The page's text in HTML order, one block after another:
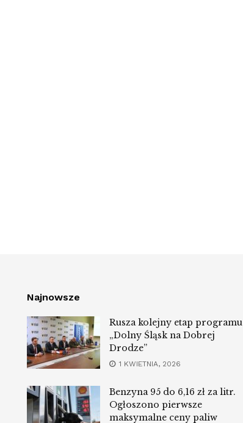
Najnowsze
Rusza kolejny etap programu
„Dolny Śląsk na Dobrej
Drodze”
1 KWIETNIA, 2026
Benzyna 95 do 6,16 zł za litr.
Ogłoszono pierwsze
maksymalne ceny paliw